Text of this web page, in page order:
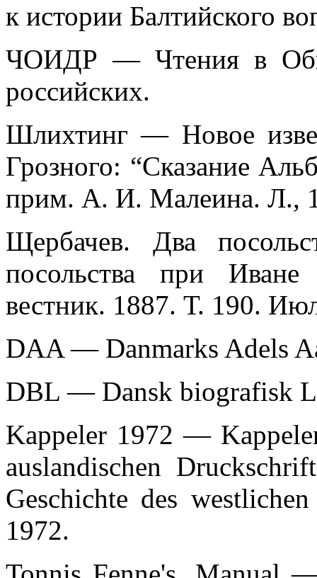
к истории Балтийского
ЧОИДР — Чтения в
российских.
Шлихтинг — Новое
Грозного: “Сказание
прим. А. И. Малеина. Л.,
Щербачев. Два
посольства при
вестник. 1887. Т. 190.
DAA — Danmarks Adels
DBL — Dansk biografisk
Kappeler 1972 —
auslandischen
Geschichte des
1972.